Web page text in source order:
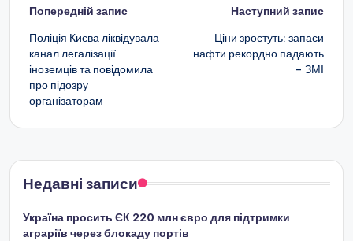
Навігація
по
запису
Попередній запис
Поліція Києва ліквідувала
канал легалізації
іноземців та повідомила
про підозру
організаторам
Наступний запис
Ціни зростуть: запаси
нафти рекордно падають
– ЗМІ
Недавні записи
Україна просить ЄК 220 млн євро для підтримки
аграріїв через блокаду портів